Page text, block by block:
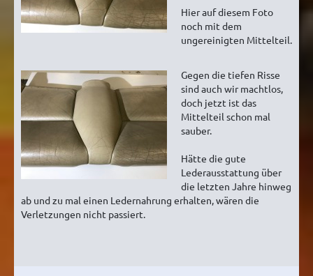
Hier auf diesem Foto
noch mit dem
ungereinigten Mittelteil.
Gegen die tiefen Risse
sind auch wir machtlos,
doch jetzt ist das
Mittelteil schon mal
sauber.
Hätte die gute
Lederausstattung über
die letzten Jahre hinweg
ab und zu mal einen Ledernahrung erhalten, wären die
Verletzungen nicht passiert.